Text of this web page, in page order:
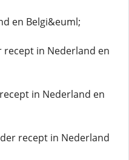
en Belgi&euml;
recept in Nederland en
in Nederland en
recept in Nederland